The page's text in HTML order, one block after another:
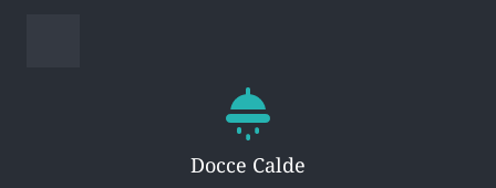
Docce Calde